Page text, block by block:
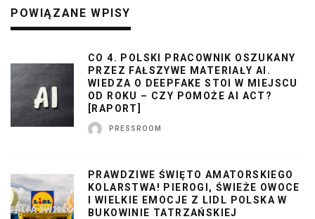
POWIĄZANE WPISY
CO 4. POLSKI PRACOWNIK OSZUKANY
PRZEZ FAŁSZYWE MATERIAŁY AI.
WIEDZA O DEEPFAKE STOI W MIEJSCU
OD ROKU – CZY POMOŻE AI ACT?
[RAPORT]
PRESSROOM
PRAWDZIWE ŚWIĘTO AMATORSKIEGO
KOLARSTWA! PIEROGI, ŚWIEŻE OWOCE
I WIELKIE EMOCJE Z LIDL POLSKA W
BUKOWINIE TATRZAŃSKIEJ